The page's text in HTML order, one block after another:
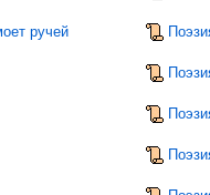
ручей